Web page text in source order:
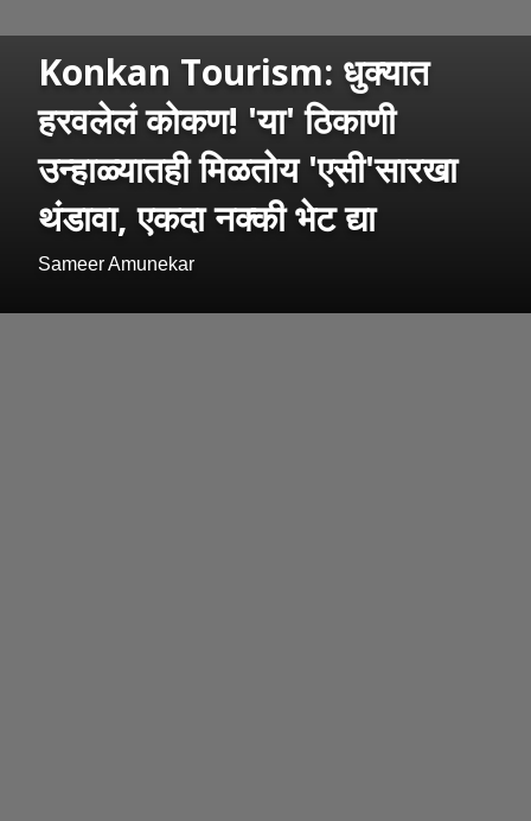
Konkan Tourism: धुक्यात
हरवलेलं कोकण! 'या' ठिकाणी
उन्हाळ्यातही मिळतोय 'एसी'सारखा
थंडावा, एकदा नक्की भेट द्या
Sameer Amunekar